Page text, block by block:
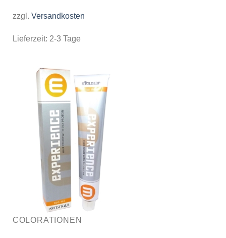
zzgl. Versandkosten
Lieferzeit: 2-3 Tage
COLORATIONEN